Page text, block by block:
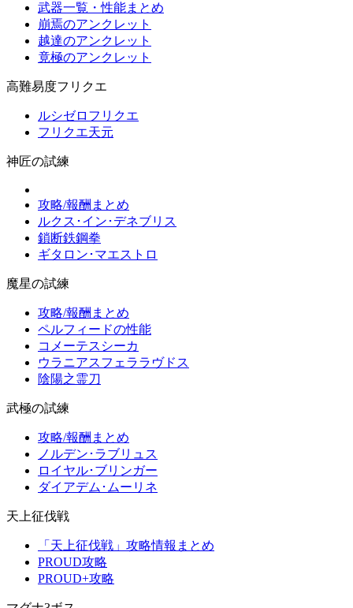
武器一覧・性能まとめ
崩焉のアンクレット
越達のアンクレット
竟極のアンクレット
高難易度フリクエ
ルシゼロフリクエ
フリクエ天元
神匠の試練
攻略/報酬まとめ
ルクス･イン･デネブリス
鎖断鉄鋼拳
ギタロン･マエストロ
魔星の試練
攻略/報酬まとめ
ペルフィードの性能
コメーテスシーカ
ウラニアスフェララヴドス
陰陽之霊刀
武極の試練
攻略/報酬まとめ
ノルデン･ラブリュス
ロイヤル･ブリンガー
ダイアデム･ムーリネ
天上征伐戦
「天上征伐戦」攻略情報まとめ
PROUD攻略
PROUD+攻略